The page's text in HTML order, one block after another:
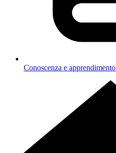
Conoscenza e apprendimento